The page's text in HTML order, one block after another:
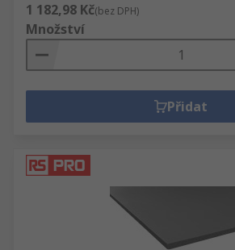
1 182,98 Kč(bez DPH)
Množství
Přidat